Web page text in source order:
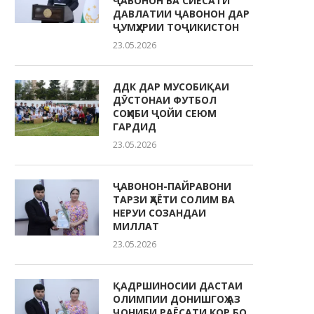
ДАВЛАТИИ ҶАВОНОН ДАР
ҶУМҲУРИИ ТОҶИКИСТОН
23.05.2026
ДДК ДАР МУСОБИҚАИ
ДӮСТОНАИ ФУТБОЛ
СОҲИБИ ҶОЙИ СЕЮМ
ГАРДИД
23.05.2026
ҶАВОНОН-ПАЙРАВОНИ
ТАРЗИ ҲАЁТИ СОЛИМ ВА
НЕРУИ СОЗАНДАИ
МИЛЛАТ
23.05.2026
ҚАДРШИНОСИИ ДАСТАИ
ОЛИМПИИ ДОНИШГОҲ АЗ